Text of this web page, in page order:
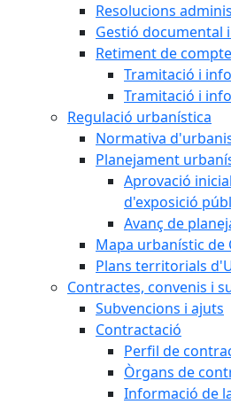
Resolucions
Gestió documental
Retiment de
Tramitació i
Tramitació i
Regulació urbanística
Normativa
Planejament
Aprovació
d'exposició
Avanç de
Mapa urbanístic de
Plans territorials
Contractes, convenis i
Subvencions i ajuts
Contractació
Perfil de
Òrgans de
Informació de